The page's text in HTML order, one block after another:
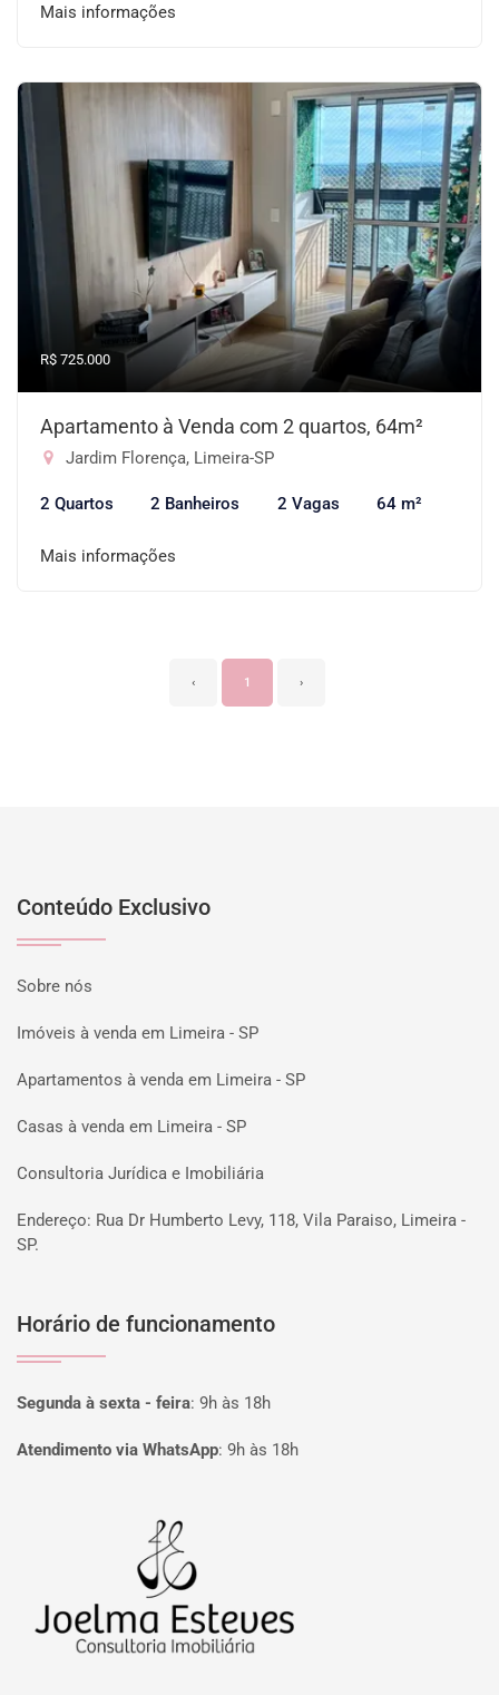
Mais informações
R$ 725.000
Apartamento à Venda com 2 quartos, 64m²
Jardim Florença, Limeira-SP
2 Quartos 2 Banheiros 2 Vagas 64 m²
Mais informações
‹ 1 ›
Conteúdo Exclusivo
Sobre nós
Imóveis à venda em Limeira - SP
Apartamentos à venda em Limeira - SP
Casas à venda em Limeira - SP
Consultoria Jurídica e Imobiliária
Endereço: Rua Dr Humberto Levy, 118, Vila Paraiso, Limeira -
SP.
Horário de funcionamento
Segunda à sexta - feira: 9h às 18h
Atendimento via WhatsApp: 9h às 18h